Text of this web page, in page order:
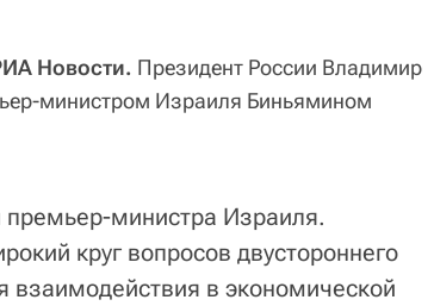
Новости. Президент России Владимир
министром Израиля Биньямином
премьер-министра Израиля.
круг вопросов двустороннего
взаимодействия в экономической